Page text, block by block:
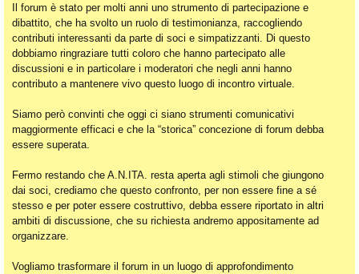
ti
Ra
pi
di
Il forum è stato per molti anni uno strumento di partecipazione e
dibattito, che ha svolto un ruolo di testimonianza, raccogliendo
contributi interessanti da parte di soci e simpatizzanti. Di questo
dobbiamo ringraziare tutti coloro che hanno partecipato alle
discussioni e in particolare i moderatori che negli anni hanno
contributo a mantenere vivo questo luogo di incontro virtuale.
Siamo però convinti che oggi ci siano strumenti comunicativi
maggiormente efficaci e che la “storica” concezione di forum debba
essere superata.
Fermo restando che A.N.ITA. resta aperta agli stimoli che giungono
dai soci, crediamo che questo confronto, per non essere fine a sé
stesso e per poter essere costruttivo, debba essere riportato in altri
ambiti di discussione, che su richiesta andremo appositamente ad
organizzare.
Vogliamo trasformare il forum in un luogo di approfondimento